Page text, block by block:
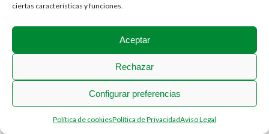
ciertas características y funciones.
Aceptar
Rechazar
Configurar preferencias
Política de cookiesPolítica de PrivacidadAviso Legal